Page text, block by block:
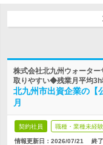
株式会社北九州ウォータ
取りやすい◆残業月平均3h
北九州市出資企業の【
月
契約社員 職種・業種未経
情報更新日：2026/07/21 終